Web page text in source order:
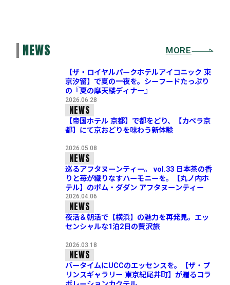
NEWS MORE
【ザ・ロイヤルパークホテルアイコニック 東
京汐留】で夏の一夜を。シーフードたっぷり
の『夏の摩天楼ディナー』
2026.06.28
NEWS
【帝国ホテル 京都】で都をどり、【カペラ京
都】にて京おどりを味わう新体験
2026.05.08
NEWS
巡るアフタヌーンティー。 vol.33 日本茶の香
りと苺が織りなすハーモニーを。【丸ノ内ホ
テル】のポム・ダダン アフタヌーンティー
2026.04.06
NEWS
夜活＆朝活で【横浜】の魅力を再発見。エッ
センシャルな1泊2日の贅沢旅
2026.03.18
NEWS
バータイムにUCCのエッセンスを。【ザ・プ
リンスギャラリー 東京紀尾井町】が贈るコラ